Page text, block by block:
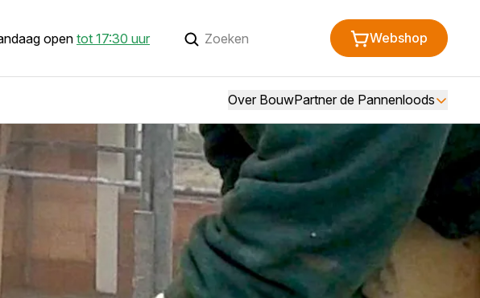
open tot 17:30 uur Webshop
Over BouwPartner de Pannenloods